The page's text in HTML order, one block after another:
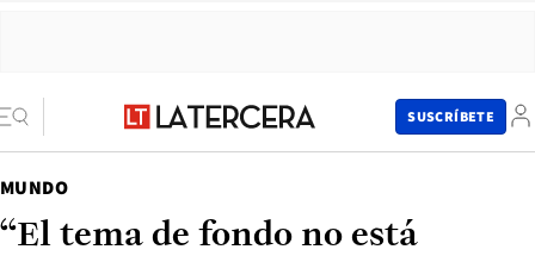
SUSCRÍBETE
MUNDO
“El tema de fondo no está